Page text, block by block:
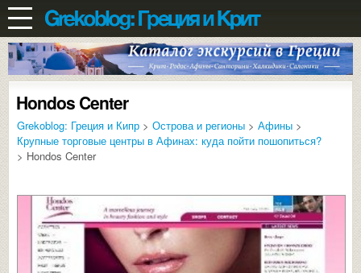
Hondos Center
Grekoblog: Греция и Кипр > Острова и регионы > Афины >
Крупные торговые центры в Афинах: куда пойти пошопиться?
> Hondos Center